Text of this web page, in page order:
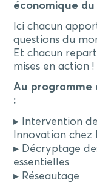
économique
Ici chacun
questions du
Et chacun
mises en action !
Au programme
:
▸ Intervention
Innovation chez
▸ Décryptage
essentielles
▸ Réseautage